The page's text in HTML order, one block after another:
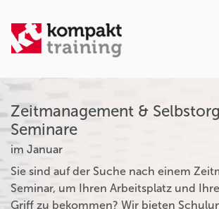
Zeitmanagement &
Seminare
im Januar
Sie sind auf der Suche nach einem
Seminar, um Ihren Arbeitsplatz und
Griff zu bekommen? Wir bieten